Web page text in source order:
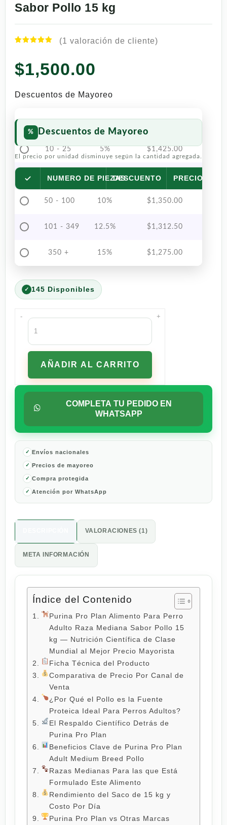
Sabor Pollo 15 kg
de 5 en
base a
cliente
(1 valoración de cliente)
$1,500.00
Descuentos de Mayoreo
Descuentos de Mayoreo
El precio por unidad disminuye según la cantidad agregada.
NUMERO DE PIEZASDESCUENTO PRECIO POR
10 - 25 5% $1,425.00
26 - 49 7.5% $1,387.50
50 - 100 10% $1,350.00
101 - 349 12.5% $1,312.50
350 + 15% $1,275.00
145 Disponibles
-
Purina
Pro
Plan
Alimento
Para
Perro
Adulto
Mediana
15
kg
cantidad
AÑADIR AL CARRITO
+
COMPLETA TU PEDIDO EN
WHATSAPP
Envíos nacionales
Precios de mayoreo
Compra protegida
Atención por WhatsApp
VALORACIONES (1)
META INFORMACIÓN
Índice del Contenido
Purina Pro Plan Alimento Para Perro
Adulto Raza Mediana Sabor Pollo 15
kg — Nutrición Científica de Clase
Mundial al Mejor Precio Mayorista
Ficha Técnica del Producto
Comparativa de Precio Por Canal de
Venta
¿Por Qué el Pollo es la Fuente
Proteica Ideal Para Perros Adultos?
El Respaldo Científico Detrás de
Purina Pro Plan
Beneficios Clave de Purina Pro Plan
Adult Medium Breed Pollo
Razas Medianas Para las que Está
Formulado Este Alimento
Rendimiento del Saco de 15 kg y
Costo Por Día
Purina Pro Plan vs Otras Marcas